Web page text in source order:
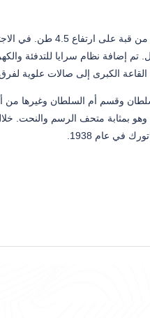
هذا هو أكبر قاعة في العالم كله.
وقسم أم السلطان وغيرها من
بمثابة متحف الرسم والنحت.
في عام 1938.